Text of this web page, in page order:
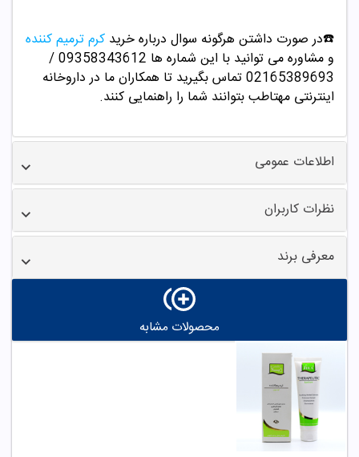
☎️در صورت داشتن هرگونه سوال درباره خرید کرم ترمیم کننده
و مشاوره می توانید با این شماره ها 09358343612 /
02165389693تماس بگیرید تا همکاران ما در داروخانه
اینترنتی مهتاطب بتوانند شما را راهنمایی کنند.
اطلاعات عمومی
نظرات کاربران
معرفی برند
محصولات مشابه